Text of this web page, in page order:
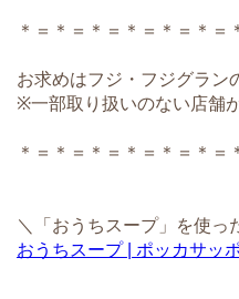
＊＝＊＝＊＝＊＝＊＝＊＝
お求めはフジ・フジグラン
※一部取り扱いのない店舗
＊＝＊＝＊＝＊＝＊＝＊＝
＼「おうちスープ」を使っ
おうちスープ | ポッカサッ